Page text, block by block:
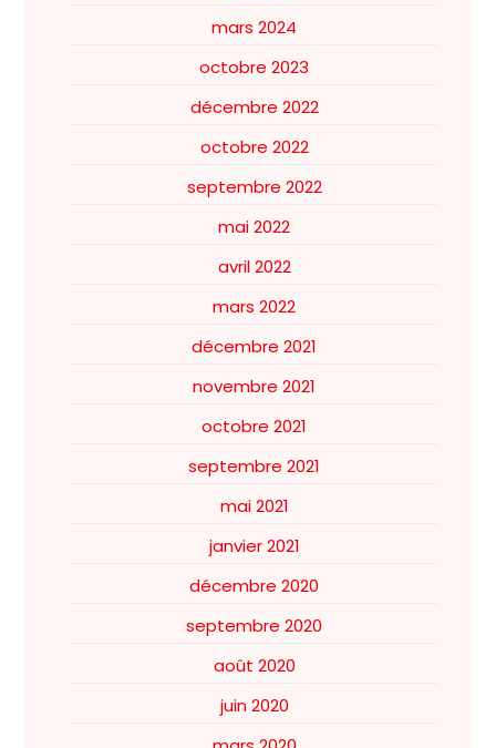
mars 2024
octobre 2023
décembre 2022
octobre 2022
septembre 2022
mai 2022
avril 2022
mars 2022
décembre 2021
novembre 2021
octobre 2021
septembre 2021
mai 2021
janvier 2021
décembre 2020
septembre 2020
août 2020
juin 2020